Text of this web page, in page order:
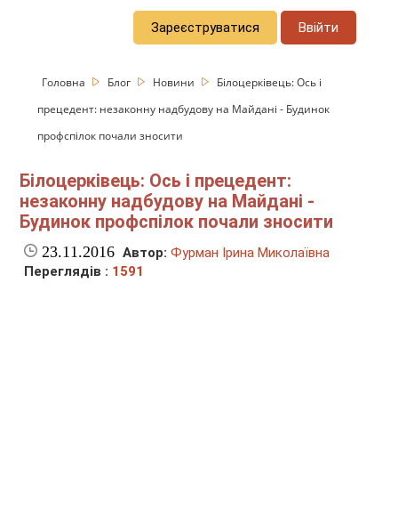
Зареєструватися Ввійти
Головна Блог Новини
Білоцерківець: Ось і
прецедент: незаконну надбудову на Майдані - Будинок
профспілок почали зносити
Білоцерківець: Ось і прецедент:
незаконну надбудову на Майдані -
Будинок профспілок почали зносити
23.11.2016 Автор: Фурман Ірина Миколаївна
Переглядів : 1591